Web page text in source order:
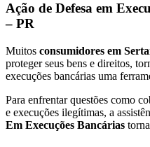
Ação de Defesa em
– PR
Muitos consumidores em
proteger seus bens e direitos,
execuções bancárias uma
Para enfrentar questões como
e execuções ilegítimas, a
Em Execuções Bancárias